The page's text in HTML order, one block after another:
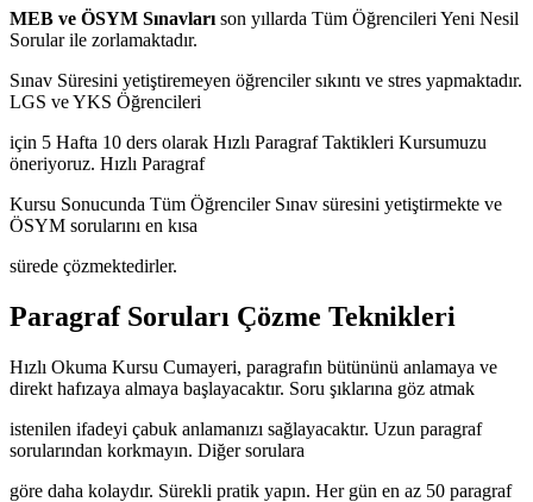
MEB ve ÖSYM Sınavları son yıllarda Tüm Öğrencileri Yeni Nesil
Sorular ile zorlamaktadır.
Sınav Süresini yetiştiremeyen öğrenciler sıkıntı ve stres yapmaktadır.
LGS ve YKS Öğrencileri
için 5 Hafta 10 ders olarak Hızlı Paragraf Taktikleri Kursumuzu
öneriyoruz. Hızlı Paragraf
Kursu Sonucunda Tüm Öğrenciler Sınav süresini yetiştirmekte ve
ÖSYM sorularını en kısa
sürede çözmektedirler.
Paragraf Soruları Çözme Teknikleri
Hızlı Okuma Kursu Cumayeri, paragrafın bütününü anlamaya ve
direkt hafızaya almaya başlayacaktır. Soru şıklarına göz atmak
istenilen ifadeyi çabuk anlamanızı sağlayacaktır. Uzun paragraf
sorularından korkmayın. Diğer sorulara
göre daha kolaydır. Sürekli pratik yapın. Her gün en az 50 paragraf